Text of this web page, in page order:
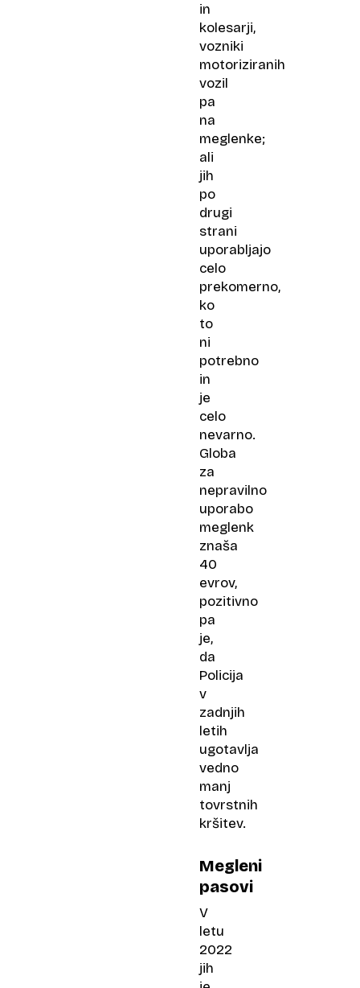
in
kolesarji,
vozniki
motoriziranih
vozil
pa
na
meglenke;
ali
jih
po
drugi
strani
uporabljajo
celo
prekomerno,
ko
to
ni
potrebno
in
je
celo
nevarno.
Globa
za
nepravilno
uporabo
meglenk
znaša
40
evrov,
pozitivno
pa
je,
da
Policija
v
zadnjih
letih
ugotavlja
vedno
manj
tovrstnih
kršitev.
Megleni
pasovi
V
letu
2022
jih